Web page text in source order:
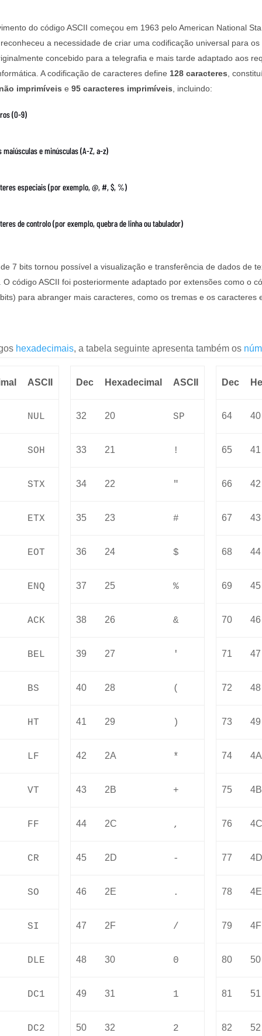
do código ASCII começou em 1963 pelo American National
a necessidade de criar uma codificação universal para
concebido para a telegrafia e mais tarde adaptado aos
A codificação de caracteres define 128 caracteres ,
imprimíveis e95 caracteres imprimíveis , incluindo:
(0-9)
maiúsculas e minúsculas (A-Z, a-z)
especiais (por exemplo, @, #, $, %)
de controlo (por exemplo, quebra de linha ou tabulador)
7 bits tornou possível a visualização e transferência de dados de
O código ASCII foi posteriormente adaptado por extensões como o
para abranger mais caracteres, como os tremas e os caracteres
hexadecimais, a tabela seguinte apresenta também os
ASCII
NUL
SOH
STX
ETX
EOT
ENQ
ACK
BEL
BS
HT
LF
VT
FF
CR
SO
SI
DLE
DC1
DC2
Dec Hexadecimal ASCII
32 20 SP
33 21 !
34 22 "
35 23 #
36 24 $
37 25 %
38 26 &
39 27 '
40 28 (
41 29 )
42 2A *
43 2B +
44 2C ,
45 2D -
46 2E .
47 2F /
48 30 0
49 31 1
50 32 2
Dec
64 40
65 41
66 42
67 43
68 44
69 45
70 46
71 47
72 48
73 49
74 4A
75 4B
76
77
78 4E
79 4F
80 50
81 51
82 52